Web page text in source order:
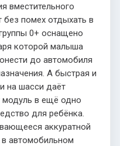
вместительного
без помех отдыхать в
0+ оснащено
которой малыша
до автомобиля
А быстрая и
на шасси даёт
модуль в ещё одно
для ребёнка.
аккуратной
автомобильном